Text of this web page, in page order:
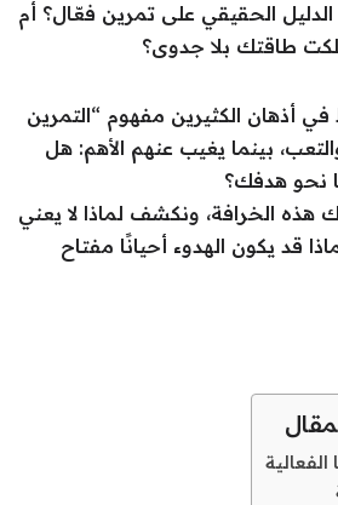
الحقيقي على تمرين فعّال؟ أم
طاقتك بلا جدوى؟
في أذهان الكثيرين مفهوم “التمرين
بينما يغيب عنهم الأهم: هل
نحو هدفك؟
هذه الخرافة، ونكشف لماذا لا يعني
قد يكون الهدوء أحيانًا مفتاح
الفعالية